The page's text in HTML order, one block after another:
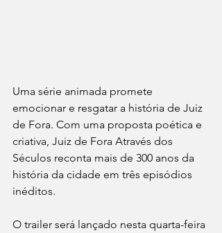
Uma série animada promete
emocionar e resgatar a história de Juiz
de Fora. Com uma proposta poética e
criativa, Juiz de Fora Através dos
Séculos reconta mais de 300 anos da
história da cidade em três episódios
inéditos.
O trailer será lançado nesta quarta-feira